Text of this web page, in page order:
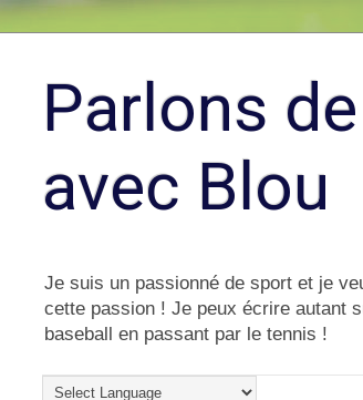
Parlons
avec Blou
Je suis un passionné de sport et je
cette passion ! Je peux écrire autant
baseball en passant par le tennis !